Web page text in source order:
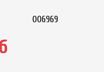
006969